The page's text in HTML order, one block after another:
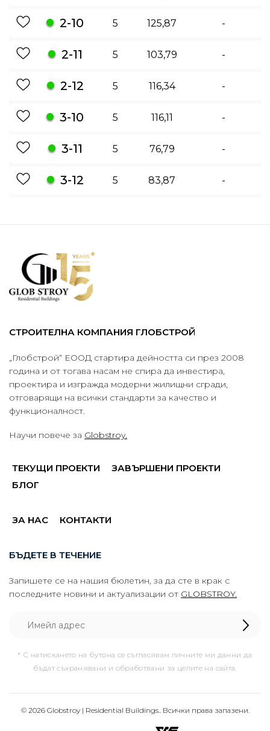
2-10 5 125,87 -
2-11 5 103,79 -
2-12 5 116,34 -
3-10 5 116,11 -
3-11 5 76,79 -
3-12 5 83,87 -
СТРОИТЕЛНА КОМПАНИЯ ГЛОБСТРОЙ
„Глобстрой“ ЕООД стартира дейността си през 2008
година и от тогава насам не спира да инвестира,
проектира и изгражда модерни жилищни сгради,
отговарящи на всички стандарти за качество и
функционалност.
Научи повече за Globstroy.
ТЕКУЩИ ПРОЕКТИ
ЗАВЪРШЕНИ ПРОЕКТИ
БЛОГ
ЗА НАС КОНТАКТИ
БЪДЕТЕ В ТЕЧЕНИЕ
Запишете се на нашия бюлетин, за да сте в крак с
последните новини и актуализации от GLOBSTROY.
* С натискането на бутона се съгласявам личните ми данни да
бъдат съхранявани и обработвани за целите на сайта.
© 2026 Globstroy | Residential Buildings.. Всички права запазени.